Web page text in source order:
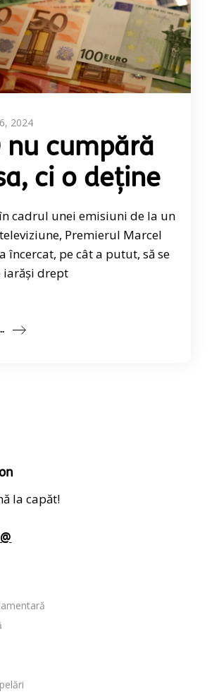
2024
nu cumpără
ci o deține
cadrul unei emisiuni de la un
Premierul Marcel
încercat, pe cât a putut, să se
iarăși drept
la capăt!